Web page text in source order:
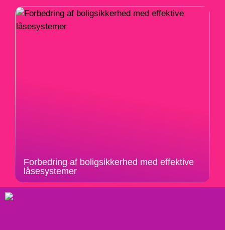
Forbedring af boligsikkerhed med effektive
låsesystemer